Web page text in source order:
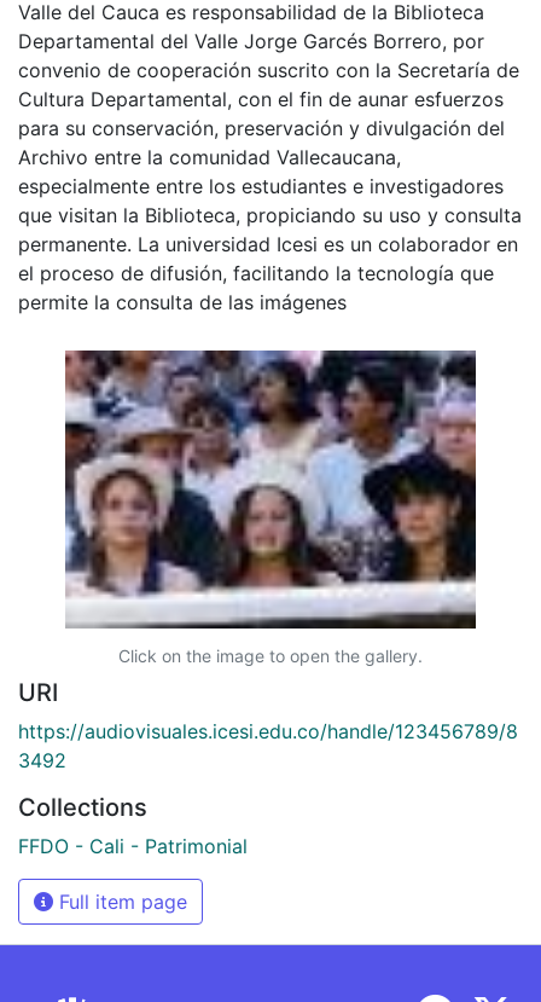
Valle del Cauca es responsabilidad de la Biblioteca
Departamental del Valle Jorge Garcés Borrero, por
convenio de cooperación suscrito con la Secretaría de
Cultura Departamental, con el fin de aunar esfuerzos
para su conservación, preservación y divulgación del
Archivo entre la comunidad Vallecaucana,
especialmente entre los estudiantes e investigadores
que visitan la Biblioteca, propiciando su uso y consulta
permanente. La universidad Icesi es un colaborador en
el proceso de difusión, facilitando la tecnología que
permite la consulta de las imágenes
Click on the image to open the gallery.
URI
https://audiovisuales.icesi.edu.co/handle/123456789/8
3492
Collections
FFDO - Cali - Patrimonial
Full item page